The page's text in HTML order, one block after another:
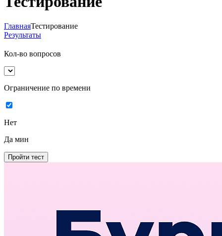
ГлавнаяТестирование
Результаты
Кол-во вопросов
Ограничение по времени
Нет
Да мин
Пройти тест